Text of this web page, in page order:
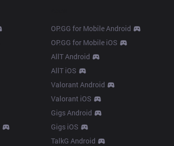
OP.GG for Mobile Android
OP.GG for Mobile iOS
AllT Android
AllT iOS
Valorant Android
Valorant iOS
Gigs Android
Gigs iOS
TalkG Android